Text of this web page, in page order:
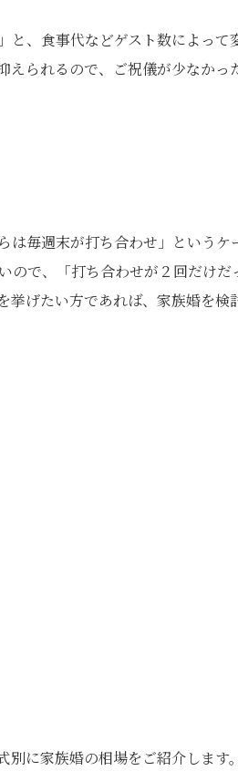
、食事代などゲスト数によって
えられるので、ご祝儀が少なかっ
は毎週末が打ち合わせ」というケ
ので、「打ち合わせが２回だけだ
挙げたい方であれば、家族婚を検
に家族婚の相場をご紹介します。